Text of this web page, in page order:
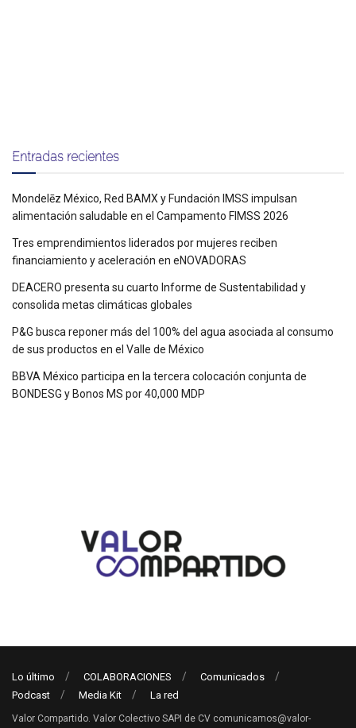
Entradas recientes
Mondelēz México, Red BAMX y Fundación IMSS impulsan
alimentación saludable en el Campamento FIMSS 2026
Tres emprendimientos liderados por mujeres reciben
financiamiento y aceleración en eNOVADORAS
DEACERO presenta su cuarto Informe de Sustentabilidad y
consolida metas climáticas globales
P&G busca reponer más del 100% del agua asociada al consumo
de sus productos en el Valle de México
BBVA México participa en la tercera colocación conjunta de
BONDESG y Bonos MS por 40,000 MDP
Lo último COLABORACIONES
Comunicados
Podcast
Media Kit La red
Valor Compartido. Valor Colectivo SAPI de CV comunicamos@valor-